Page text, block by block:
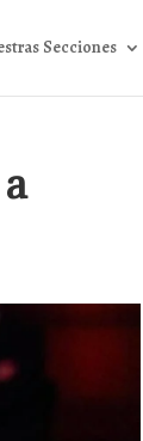
Secciones